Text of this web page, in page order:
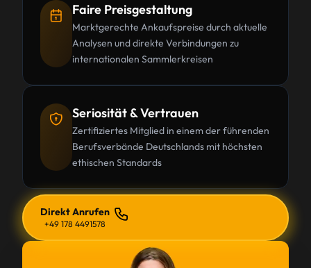
Faire Preisgestaltung
Marktgerechte Ankaufspreise durch aktuelle
Analysen und direkte Verbindungen zu
internationalen Sammlerkreisen
Seriosität & Vertrauen
Zertifiziertes Mitglied in einem der führenden
Berufsverbände Deutschlands mit höchsten
ethischen Standards
Direkt Anrufen
+49 178 4491578